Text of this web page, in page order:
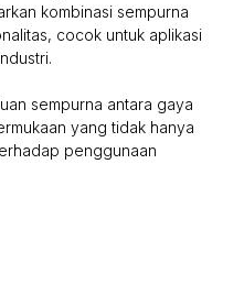
kombinasi sempurna
cocok untuk aplikasi
sempurna antara gaya
yang tidak hanya
penggunaan